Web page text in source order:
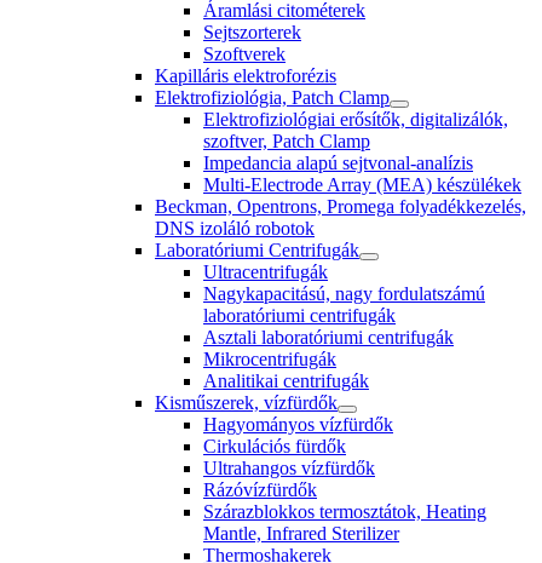
Áramlási citométerek
Sejtszorterek
Szoftverek
Kapilláris elektroforézis
Elektrofiziológia, Patch Clamp
Elektrofiziológiai erősítők, digitalizálók,
szoftver, Patch Clamp
Impedancia alapú sejtvonal-analízis
Multi-Electrode Array (MEA) készülékek
Beckman, Opentrons, Promega folyadékkezelés,
DNS izoláló robotok
Laboratóriumi Centrifugák
Ultracentrifugák
Nagykapacitású, nagy fordulatszámú
laboratóriumi centrifugák
Asztali laboratóriumi centrifugák
Mikrocentrifugák
Analitikai centrifugák
Kisműszerek, vízfürdők
Hagyományos vízfürdők
Cirkulációs fürdők
Ultrahangos vízfürdők
Rázóvízfürdők
Szárazblokkos termosztátok, Heating
Mantle, Infrared Sterilizer
Thermoshakerek